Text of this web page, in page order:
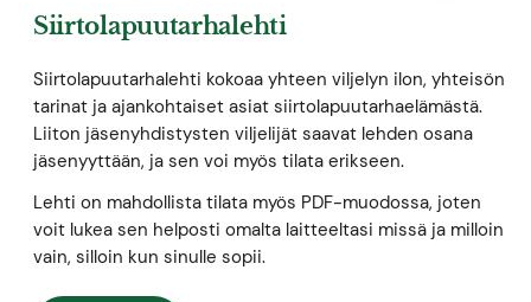
Siirtolapuutarhalehti
Siirtolapuutarhalehti kokoaa yhteen viljelyn ilon, yhteisön
tarinat ja ajankohtaiset asiat siirtolapuutarhaelämästä.
Liiton jäsenyhdistysten viljelijät saavat lehden osana
jäsenyyttään, ja sen voi myös tilata erikseen.
Lehti on mahdollista tilata myös PDF-muodossa, joten
voit lukea sen helposti omalta laitteeltasi missä ja milloin
vain, silloin kun sinulle sopii.